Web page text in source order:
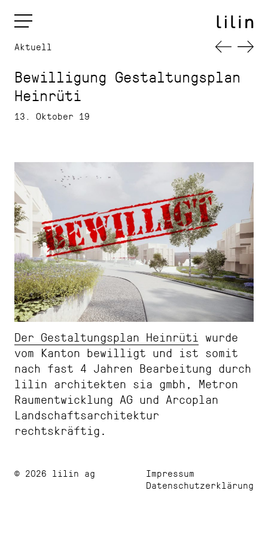
Aktuell
Bewilligung Gestaltungsplan
Heinrüti
13. Oktober 19
Der Gestaltungsplan Heinrüti
wurde
vom Kanton bewilligt und ist somit
nach fast 4 Jahren Bearbeitung durch
lilin architekten sia gmbh, Metron
Raumentwicklung AG und Arcoplan
Landschaftsarchitektur
rechtskräftig.
© 2026 lilin ag
Impressum
Datenschutzerklärung